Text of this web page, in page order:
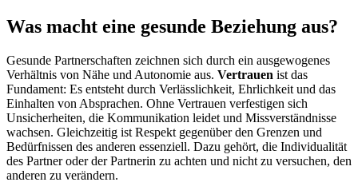
Was macht eine gesunde Beziehung aus?
Gesunde Partnerschaften zeichnen sich durch ein ausgewogenes
Verhältnis von Nähe und Autonomie aus. Vertrauen ist das
Fundament: Es entsteht durch Verlässlichkeit, Ehrlichkeit und das
Einhalten von Absprachen. Ohne Vertrauen verfestigen sich
Unsicherheiten, die Kommunikation leidet und Missverständnisse
wachsen. Gleichzeitig ist Respekt gegenüber den Grenzen und
Bedürfnissen des anderen essenziell. Dazu gehört, die Individualität
des Partner oder der Partnerin zu achten und nicht zu versuchen, den
anderen zu verändern.